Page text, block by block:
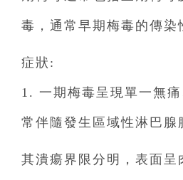
毒，通常早期梅毒的傳染
症狀:
1. 一期梅毒呈現單一無
常伴隨發生區域性淋巴腺
其潰瘍界限分明，表面呈